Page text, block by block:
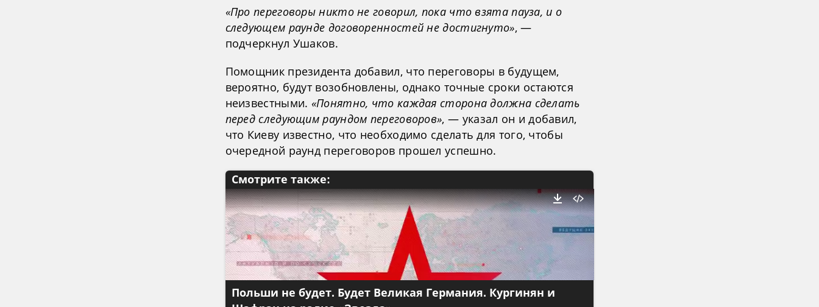
«Про переговоры никто не говорил, пока что взята пауза, и о
следующем раунде договоренностей не достигнуто», —
подчеркнул Ушаков.
Помощник президента добавил, что переговоры в будущем,
вероятно, будут возобновлены, однако точные сроки остаются
неизвестными. «Понятно, что каждая сторона должна сделать
перед следующим раундом переговоров», — указал он и добавил,
что Киеву известно, что необходимо сделать для того, чтобы
очередной раунд переговоров прошел успешно.
Смотрите также:
Польши не будет. Будет Великая Германия. Кургинян и